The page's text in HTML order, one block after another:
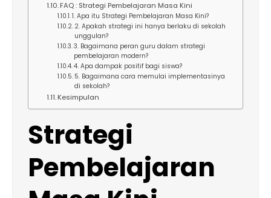
FAQ : Strategi Pembelajaran Masa Kini
1. Apa itu Strategi Pembelajaran Masa Kini?
2. Apakah strategi ini hanya berlaku di sekolah
unggulan?
3. Bagaimana peran guru dalam strategi
pembelajaran modern?
4. Apa dampak positif bagi siswa?
5. Bagaimana cara memulai implementasinya
di sekolah?
Kesimpulan
Strategi
Pembelajaran